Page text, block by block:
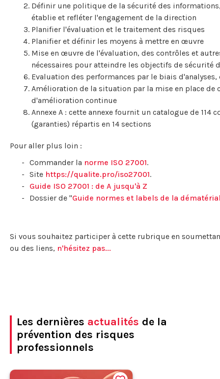
Définir une politique de la sécurité des
établie et refléter l'engagement de la direction
Planifier l'évaluation et le traitement des risques
Planifier et définir les moyens à mettre en œuvre
Mise en œuvre de l'évaluation, des contrôles et
nécessaires pour atteindre les objectifs de sécurité
Evaluation des performances par le biais
Amélioration de la situation par la mise en place de
d'amélioration continue
Annexe A : cette annexe fournit un catalogue de 114
(garanties) répartis en 14 sections
Pour aller plus loin :
Commander la norme ISO 27001.
Site https://qualite.pro/iso27001.
Guide ISO 27001 : de A jusqu'à Z
Dossier de "Guide normes et labels de la
Si vous souhaitez participer à cette rubrique en
ou des liens, n'hésitez pas...
Les dernières actualités de la
prévention des risques
professionnels